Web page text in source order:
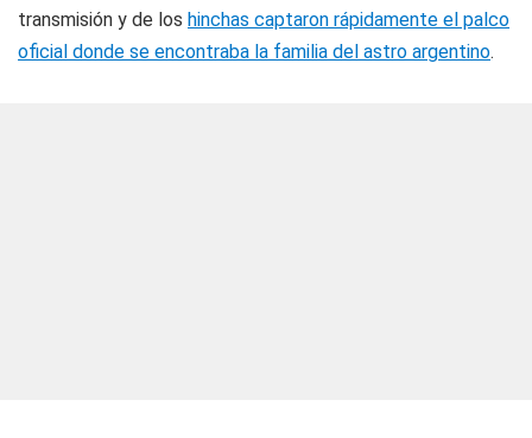
transmisión y de los hinchas captaron rápidamente el palco
oficial donde se encontraba la familia del astro argentino.